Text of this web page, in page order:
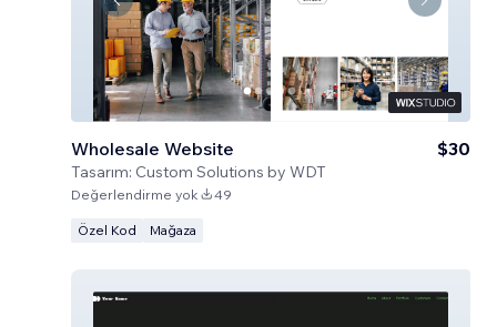
Wholesale Website
Tasarım: Custom Solutions by WDT
$30
Değerlendirme yok 49
Özel Kod Mağaza